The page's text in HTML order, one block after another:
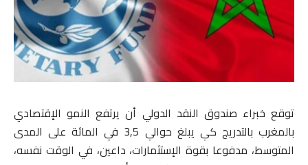
توقع خبراء صندوق النقد الدولي أن يرتفع النمو الإقتصادي
بالمغرب بالتدريج كي يبلغ حوالي 3,5 في المائة على المدى
المتوسط، مدفوعا بقوة الإستثمارات، داعين، في الوقت نفسه،